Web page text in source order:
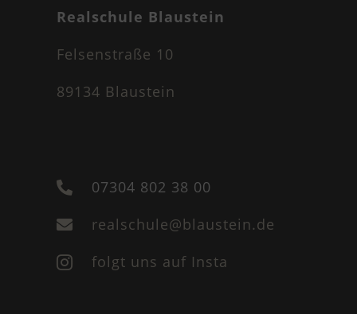
Realschule Blaustein
Felsenstraße 10
89134 Blaustein
 07304 802 38 00
 realschule@blaustein.de
 folgt uns auf Insta